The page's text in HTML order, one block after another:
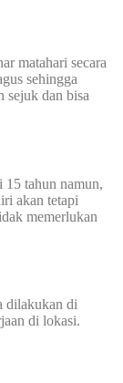
matahari secara
sehingga
sejuk dan bisa
15 tahun namun,
akan tetapi
memerlukan
dilakukan di
di lokasi.